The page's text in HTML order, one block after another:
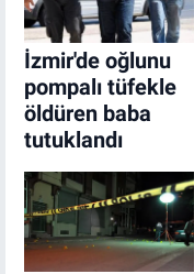
İzmir'de oğlunu
pompalı tüfekle
öldüren baba
tutuklandı